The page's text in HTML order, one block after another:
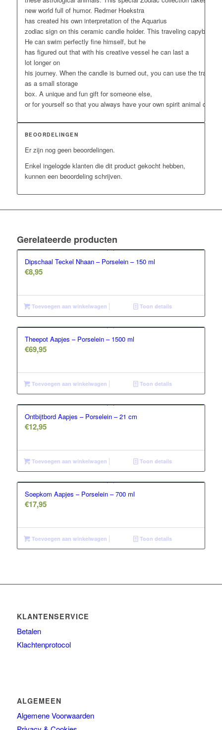
new worldfull of humor. RedmerHoekstra
has createdhis own interpretationof theAquarius
zodiac signon this ceramic candle holder. This traveling capybara
He can swim perfectly fine himself, but he
has figuredout that withhis creative vessel he canlast a
lot longeron
his journey. When the candleis burnedout, you can use thetray
as a small storage
box. A unique and fungift for someone else,
orfor yourself so that you always have your ownspirit animal close
BEOORDELINGEN
Er zijn nog geen beoordelingen.
Enkel ingelogde klanten die dit product gekocht hebben,
kunnen een beoordeling schrijven.
Gerelateerde producten
Dipschaal Teckel Nhaan – Porselein – 150 ml
€8,95
Toevoegen aan winkelwagen Toon details
Theepot Aapjes – Porselein – 1500 ml
€69,95
Toevoegen aan winkelwagen Toon details
Ontbijtbord Aapjes – Porselein – 21 cm
€12,95
Toevoegen aan winkelwagen Toon details
Soepkom Aapjes – Porselein – 700 ml
€17,95
Toevoegen aan winkelwagen Toon details
KLANTENSERVICE
Betalen
Klachtenprotocol
ALGEMEEN
Algemene Voorwaarden